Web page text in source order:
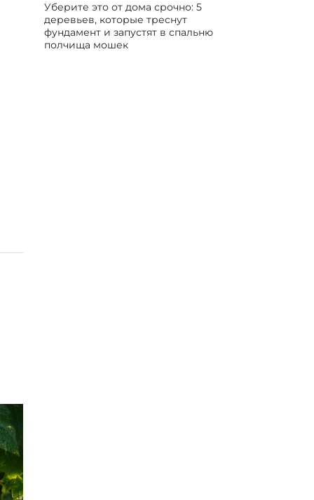
Уберите это от дома срочно: 5
деревьев, которые треснут
фундамент и запустят в спальню
полчища мошек